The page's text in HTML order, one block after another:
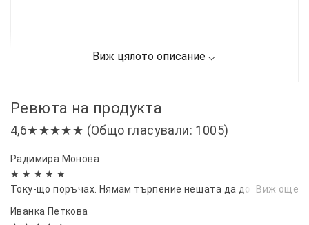
Ревюта на продукта
4,6★★★★★ (Общо гласували: 1005)
Радимира Монова
★ ★ ★ ★ ★
Току-що поръчах. Нямам търпение нещата да дойдат.Виж още
Иванка Петкова